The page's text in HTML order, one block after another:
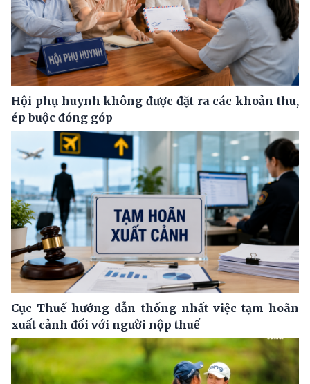
Hội phụ huynh không được đặt ra các khoản thu,
ép buộc đóng góp
Cục Thuế hướng dẫn thống nhất việc tạm hoãn
xuất cảnh đối với người nộp thuế